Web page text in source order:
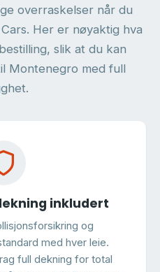
overraskelser når du
Her er nøyaktig hva
slik at du kan
Montenegro med full
inkludert
og
med hver leie.
full dekning for total